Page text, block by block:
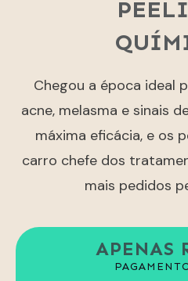
Chegou a época ideal
acne, melasma e sinais
máxima eficácia, e os
carro chefe dos
mais pedidos
APENAS